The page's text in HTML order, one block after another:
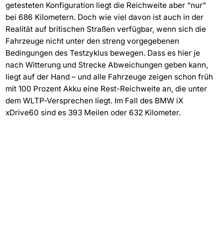
getesteten Konfiguration liegt die Reichweite aber “nur”
bei 686 Kilometern. Doch wie viel davon ist auch in der
Realität auf britischen Straßen verfügbar, wenn sich die
Fahrzeuge nicht unter den streng vorgegebenen
Bedingungen des Testzyklus bewegen. Dass es hier je
nach Witterung und Strecke Abweichungen geben kann,
liegt auf der Hand – und alle Fahrzeuge zeigen schon früh
mit 100 Prozent Akku eine Rest-Reichweite an, die unter
dem WLTP-Versprechen liegt. Im Fall des BMW iX
xDrive60 sind es 393 Meilen oder 632 Kilometer.